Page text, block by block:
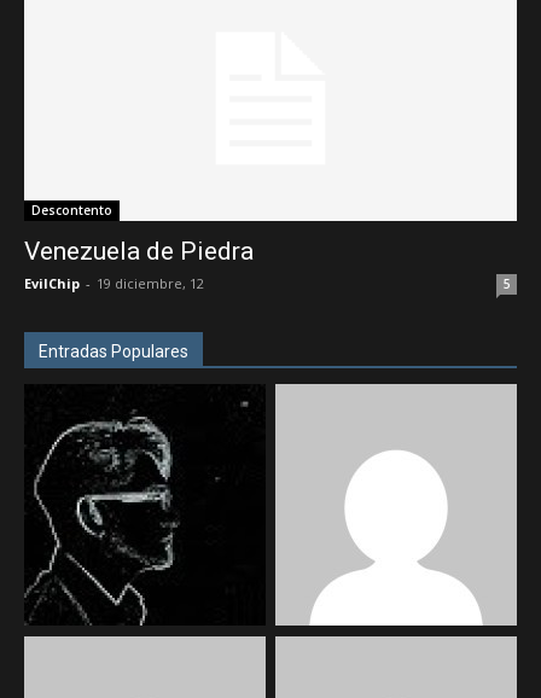
Descontento
Venezuela de Piedra
EvilChip - 19 diciembre, 12 5
Entradas Populares